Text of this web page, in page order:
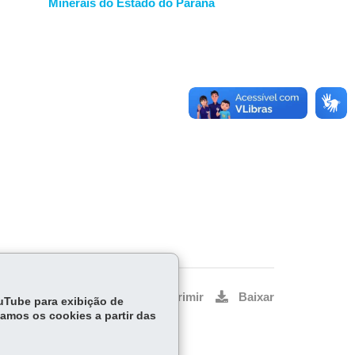
Minerais do Estado do Paraná
Voltar Início Imprimir Baixar
para exibição de
os cookies a partir das